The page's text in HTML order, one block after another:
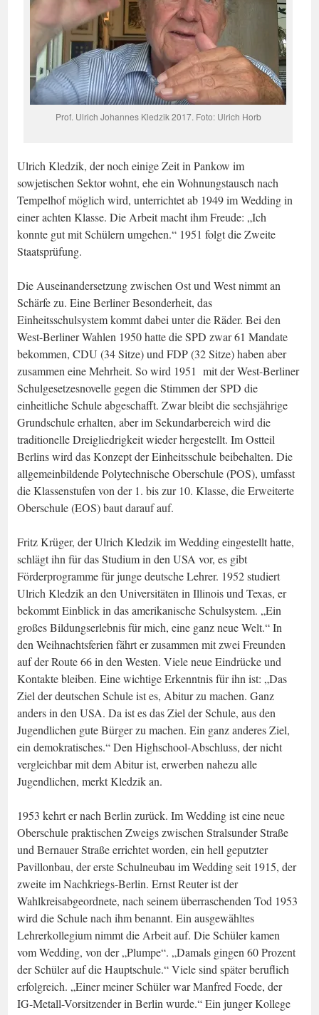
Prof. Ulrich Johannes Kledzik 2017. Foto: Ulrich Horb
Ulrich Kledzik, der noch einige Zeit in Pankow im
sowjetischen Sektor wohnt, ehe ein Wohnungstausch nach
Tempelhof möglich wird, unterrichtet ab 1949 im Wedding in
einer achten Klasse. Die Arbeit macht ihm Freude: „Ich
konnte gut mit Schülern umgehen.“ 1951 folgt die Zweite
Staatsprüfung.
Die Auseinandersetzung zwischen Ost und West nimmt an
Schärfe zu. Eine Berliner Besonderheit, das
Einheitsschulsystem kommt dabei unter die Räder. Bei den
West-Berliner Wahlen 1950 hatte die SPD zwar 61 Mandate
bekommen, CDU (34 Sitze) und FDP (32 Sitze) haben aber
zusammen eine Mehrheit. So wird 1951 mit der West-Berliner
Schulgesetzesnovelle gegen die Stimmen der SPD die
einheitliche Schule abgeschafft. Zwar bleibt die sechsjährige
Grundschule erhalten, aber im Sekundarbereich wird die
traditionelle Dreigliedrigkeit wieder hergestellt. Im Ostteil
Berlins wird das Konzept der Einheitsschule beibehalten. Die
allgemeinbildende Polytechnische Oberschule (POS), umfasst
die Klassenstufen von der 1. bis zur 10. Klasse, die Erweiterte
Oberschule (EOS) baut darauf auf.
Fritz Krüger, der Ulrich Kledzik im Wedding eingestellt hatte,
schlägt ihn für das Studium in den USA vor, es gibt
Förderprogramme für junge deutsche Lehrer. 1952 studiert
Ulrich Kledzik an den Universitäten in Illinois und Texas, er
bekommt Einblick in das amerikanische Schulsystem. „Ein
großes Bildungserlebnis für mich, eine ganz neue Welt.“ In
den Weihnachtsferien fährt er zusammen mit zwei Freunden
auf der Route 66 in den Westen. Viele neue Eindrücke und
Kontakte bleiben. Eine wichtige Erkenntnis für ihn ist: „Das
Ziel der deutschen Schule ist es, Abitur zu machen. Ganz
anders in den USA. Da ist es das Ziel der Schule, aus den
Jugendlichen gute Bürger zu machen. Ein ganz anderes Ziel,
ein demokratisches.“ Den Highschool-Abschluss, der nicht
vergleichbar mit dem Abitur ist, erwerben nahezu alle
Jugendlichen, merkt Kledzik an.
1953 kehrt er nach Berlin zurück. Im Wedding ist eine neue
Oberschule praktischen Zweigs zwischen Stralsunder Straße
und Bernauer Straße errichtet worden, ein hell geputzter
Pavillonbau, der erste Schulneubau im Wedding seit 1915, der
zweite im Nachkriegs-Berlin. Ernst Reuter ist der
Wahlkreisabgeordnete, nach seinem überraschenden Tod 1953
wird die Schule nach ihm benannt. Ein ausgewähltes
Lehrerkollegium nimmt die Arbeit auf. Die Schüler kamen
vom Wedding, von der „Plumpe“. „Damals gingen 60 Prozent
der Schüler auf die Hauptschule.“ Viele sind später beruflich
erfolgreich. „Einer meiner Schüler war Manfred Foede, der
IG-Metall-Vorsitzender in Berlin wurde.“ Ein junger Kollege